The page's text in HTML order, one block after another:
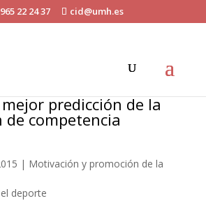
22 24 37 cid@umh.es
predicción de la
de competencia
| Motivación y promoción de la
deporte